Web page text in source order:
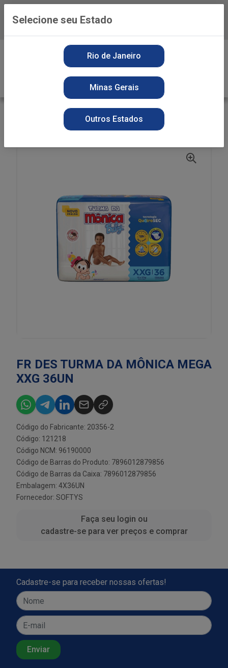
Baixe já o APP da Playvender
HIGIENE PESSOAL
FRALDAS
FR DES TURMA DA MÔNICA MEGA XXG 36UN
FR DES TURMA DA MÔNICA MEGA
XXG 36UN
Código do Fabricante: 20356-2
Código: 121218
Código NCM: 96190000
Código de Barras do Produto: 7896012879856
Código de Barras da Caixa: 7896012879856
Embalagem: 4X36UN
Fornecedor: SOFTYS
Faça seu login ou
cadastre-se para ver preços e comprar
Cadastre-se para receber nossas ofertas!
Selecione seu Estado
Rio de Janeiro
Minas Gerais
Outros Estados